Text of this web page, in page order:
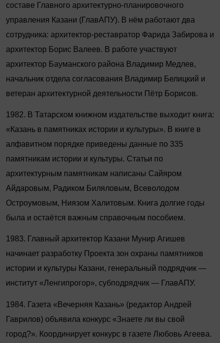
составе Главного архитектурно-планировочного
управления Казани (ГлавАПУ). В нём работают два
сотрудника: архитектор-реставратор Фарида Забирова и
архитектор Борис Валеев. В работе участвуют
архитектор Бауманского района Владимир Медлев,
начальник отдела согласования Владимир Белицкий и
ветеран архитектурной деятельности Пётр Борисов.
1982. В Татарском книжном издательстве выходит книга:
«Казань в памятниках истории и культуры». В книге в
алфавитном порядке приведены данные по 335
памятникам истории и культуры. Статьи по
архитектурным памятникам написаны Сайяром
Айдаровым, Радиком Биляловым, Всеволодом
Остроумовым, Ниязом Халитовым. Книга долгие годы
была и остаётся важным справочным пособием.
1983. Главный архитектор Казани Мунир Агишев
начинает разработку Проекта зон охраны памятников
истории и культуры Казани, генеральный подрядчик —
институт «Ленгипрогор», субподрядчик — ГлавАПУ.
1984. Газета «Вечерняя Казань» (редактор Андрей
Гаврилов) объявила конкурс «Знаете ли вы свой
город?». Координирует конкурс в газете Любовь Агеева.